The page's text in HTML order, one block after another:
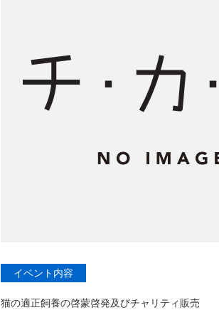
イベント内容
猫の適正飼養の啓蒙啓発及びチャリティ販売